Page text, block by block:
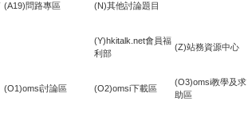
(A19)問路專區 (N)其他討論題目
(Y)hkitalk.net會員福
利部
(Z)站務資源中心
(O1)omsi討論區 (O2)omsi下載區
(O3)omsi教學及求
助區